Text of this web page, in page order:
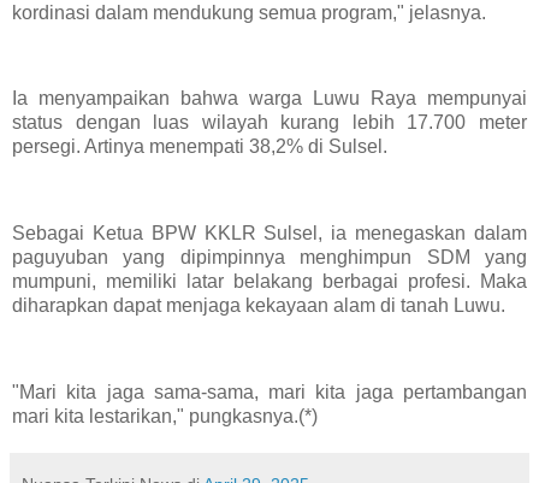
kordinasi dalam mendukung semua program," jelasnya.
Ia menyampaikan bahwa warga Luwu Raya mempunyai
status dengan luas wilayah kurang lebih 17.700 meter
persegi. Artinya menempati 38,2% di Sulsel.
Sebagai Ketua BPW KKLR Sulsel, ia menegaskan dalam
paguyuban yang dipimpinnya menghimpun SDM yang
mumpuni, memiliki latar belakang berbagai profesi. Maka
diharapkan dapat menjaga kekayaan alam di tanah Luwu.
"Mari kita jaga sama-sama, mari kita jaga pertambangan
mari kita lestarikan," pungkasnya.(*)